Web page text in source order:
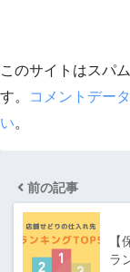
このサイトはスパ
す。
コメントデー
い。
前の記事
ラ